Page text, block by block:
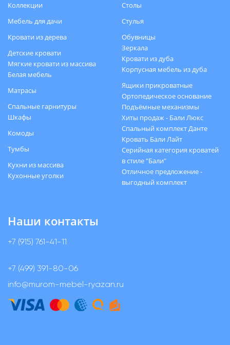
Коллекции
Мебель для дачи
Кровати из дерева
Детские кровати
Мягкие кровати из массива
Белая мебель
Матрасы
Спальные гарнитуры
Шкафы
Комоды
Тумбы
Кухни из массива
Кухонные уголки
Столы
Стулья
Обувницы
Зеркала
Кровати из дуба
Корпусная мебель из дуба
Ящики прикроватные
Ортопедическое основание
Подъёмные механизмы
Хиты продаж - Бали Люкс
Спальный комплект Данте
Кровать Бали Лайт
Серийная категория кроватей
в стиле "Бали"
Отличное предложение -
выгодный комплект
Наши контакты
+7 (915) 761-41-11
+7 (499) 391-80-06
info@murom-mebel-ryazan.ru